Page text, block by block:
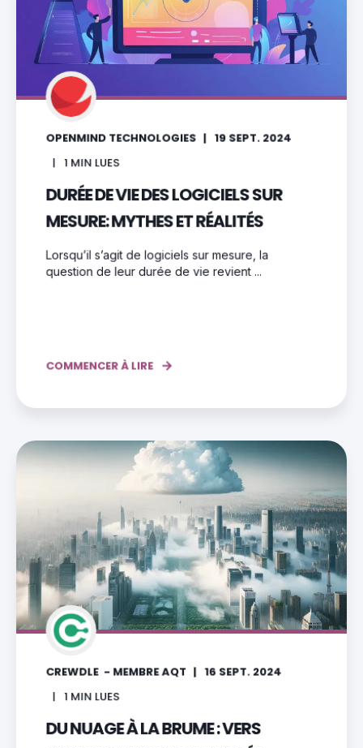
OPENMIND TECHNOLOGIES
19 SEPT. 2024
1 MIN LUES
DURÉE DE VIE DES LOGICIELS SUR
MESURE: MYTHES ET RÉALITÉS
Lorsqu’il s’agit de logiciels sur mesure, la
question de leur durée de vie revient ...
COMMENCER À LIRE
CREWDLE - MEMBRE AQT
16 SEPT. 2024
1 MIN LUES
DU NUAGE À LA BRUME : VERS